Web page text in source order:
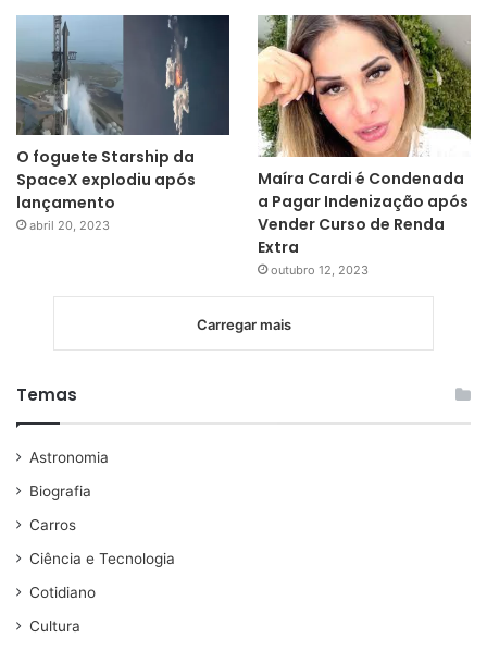
O foguete Starship da
SpaceX explodiu após
lançamento
abril 20, 2023
Maíra Cardi é Condenada
a Pagar Indenização após
Vender Curso de Renda
Extra
outubro 12, 2023
Carregar mais
Temas
Astronomia
Biografia
Carros
Ciência e Tecnologia
Cotidiano
Cultura